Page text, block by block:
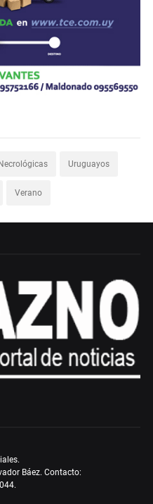
Necrológicas Uruguayos
Verano
Báez. Contacto: